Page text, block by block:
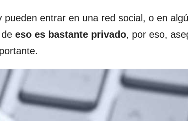
entrar en una red social, o en
eso es bastante privado, por eso,